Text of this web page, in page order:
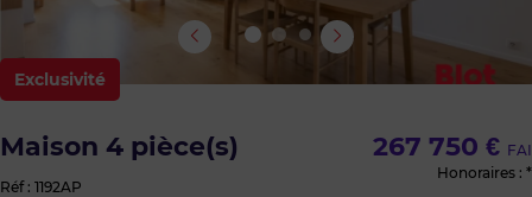
bien
Exclusivité
Maison 4 pièce(s)
Réf : 1192AP
267 750 € FAI
Honoraires : *